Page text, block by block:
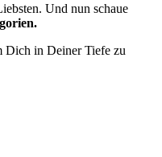
Und nun schaue
Dich in Deiner Tiefe zu